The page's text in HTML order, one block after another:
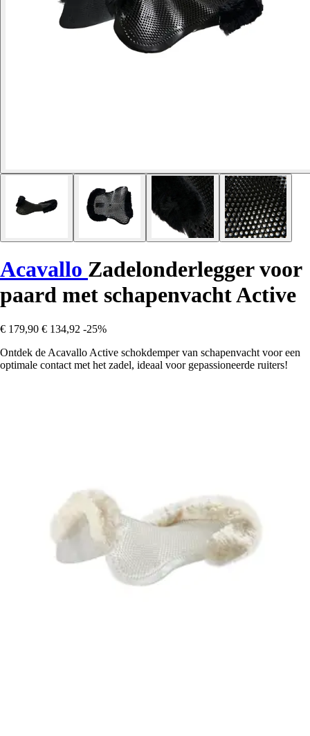
Acavallo Zadelonderlegger voor
paard met schapenvacht Active
€ 179,90 € 134,92 -25%
Ontdek de Acavallo Active schokdemper van schapenvacht voor een
optimale contact met het zadel, ideaal voor gepassioneerde ruiters!